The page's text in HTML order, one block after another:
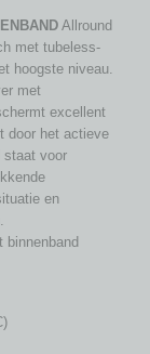
Allround
met tubeless-
hoogste niveau.
met
excellent
door het actieve
staat voor
en
binnenband